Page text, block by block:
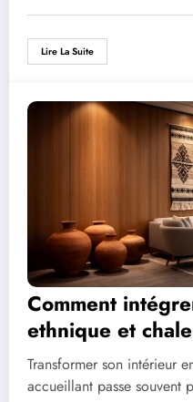
Lire La Suite
Comment
ethnique et
intérieur
Transformer son intérieur
accueillant passe